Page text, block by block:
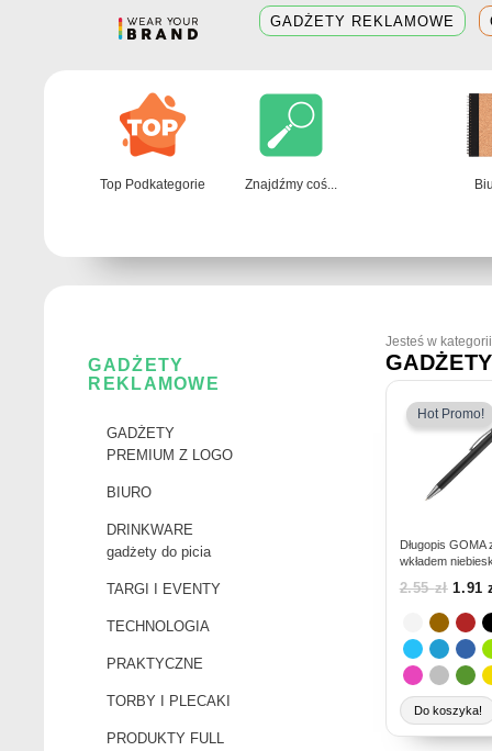
GADŻETY REKLAMOWE
Top Podkategorie Znajdźmy coś...
GADŻETY
REKLAMOWE
GADŻETY
PREMIUM Z LOGO
BIURO
DRINKWARE
gadżety do picia
TARGI I EVENTY
TECHNOLOGIA
PRAKTYCZNE
TORBY I PLECAKI
PRODUKTY FULL
Jesteś w
GADŻETY
Hot Promo!
Długopis GOMA
wkładem
2.55zł
cena
2.55
1.91
Do koszyka!
produkt
wariantów.
można
wybrać
na
stronie
produktu